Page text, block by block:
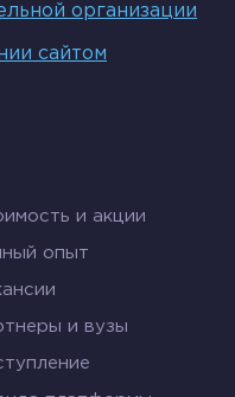
бумагой
кожей. Передний и
функцию, а
На нем
и название. Это
образом,
страницами и
удобному
организации
сайтом
и акции
опыт
и вузы